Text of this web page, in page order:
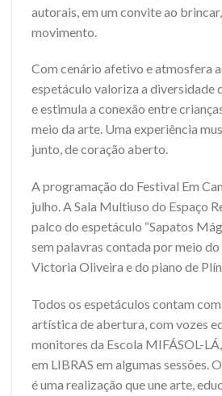
autorais, em um convite ao
movimento.
Com cenário afetivo e atmosfera
espetáculo valoriza a diversidade
e estimula a conexão entre
meio da arte. Uma experiência
junto, de coração aberto.
A programação do Festival Em
julho. A Sala Multiuso do Espaço
palco do espetáculo “Sapatos
sem palavras contada por meio
Victoria Oliveira e do piano de
Todos os espetáculos contam
artística de abertura, com vozes
monitores da Escola MIFÁSOL-
em LIBRAS em algumas sessões.
é uma realização que une arte,